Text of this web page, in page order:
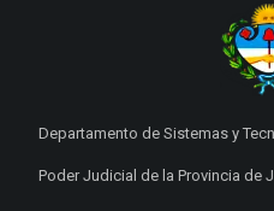
Departamento de Sistemas y
Poder Judicial de la Provincia de